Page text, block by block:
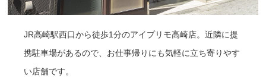
JR高崎駅西口から徒歩1分のアイプリモ高崎店。近隣に提
携駐車場があるので、お仕事帰りにも気軽に立ち寄りやす
い店舗です。